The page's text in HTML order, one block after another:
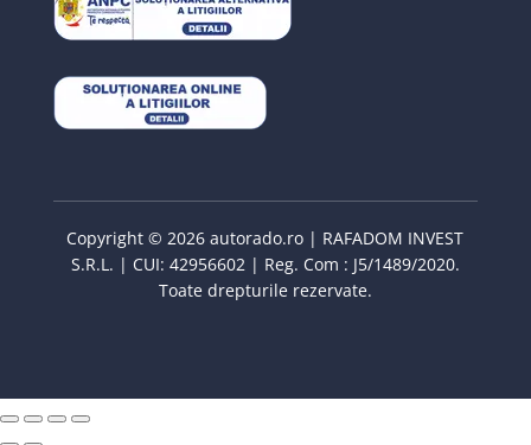
Copyright © 2026 autorado.ro | RAFADOM INVEST
S.R.L. | CUI: 42956602 | Reg. Com : J5/1489/2020.
Toate drepturile rezervate.